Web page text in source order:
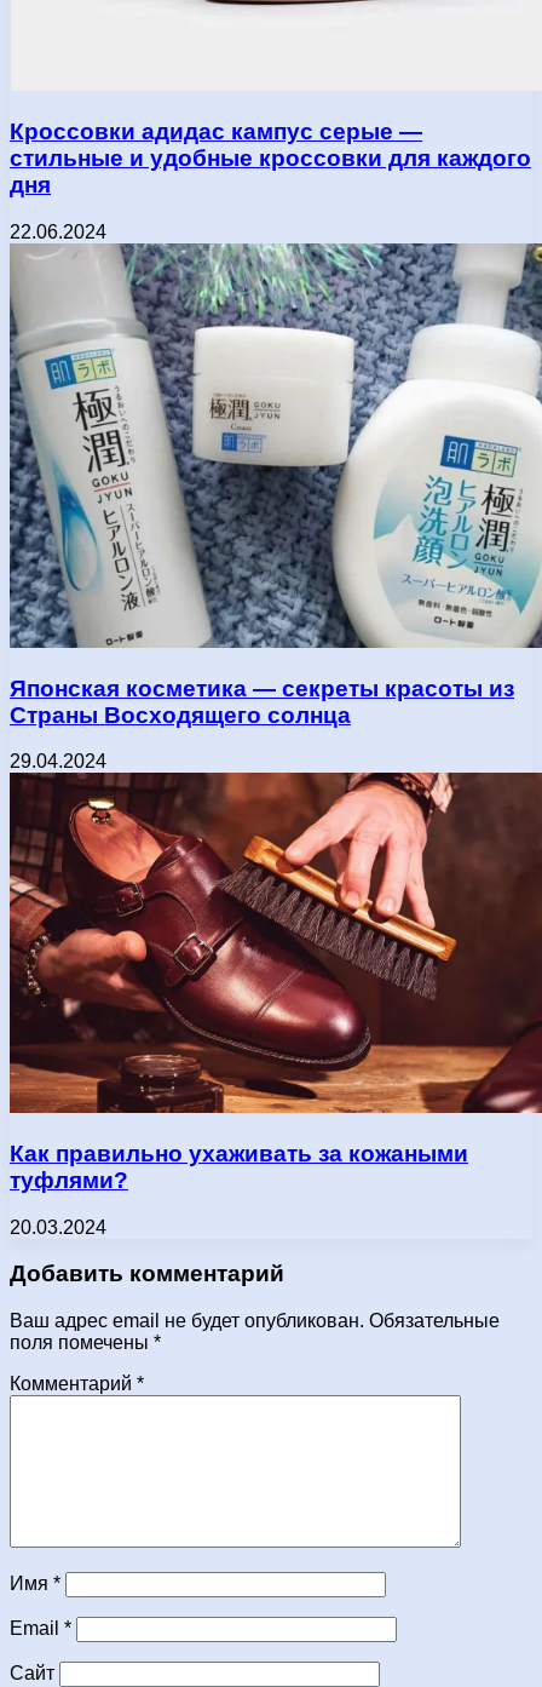
Кроссовки адидас кампус серые —
стильные и удобные кроссовки для каждого
дня
22.06.2024
Японская косметика — секреты красоты из
Страны Восходящего солнца
29.04.2024
Как правильно ухаживать за кожаными
туфлями?
20.03.2024
Добавить комментарий
Ваш адрес email не будет опубликован. Обязательные
поля помечены *
Комментарий *
Имя *
Email *
Сайт